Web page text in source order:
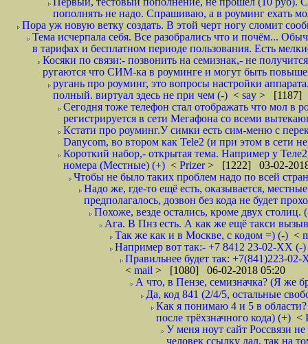
пополнять не надо. Спрашиваю, а в роуминг ехать
Пора уж новую ветку создать. В этой черт ногу сломит
Тема исчерпала себя. Все разобрались что и почём...
в тарифах и бесплатном периоде пользования. Есть
Косяки по связи:- позвонить на семизнак,- не
ругаются что СИМ-ка в роуминге и могут быть
ругань про роуминг, это вопросы настройки
полный. виртуал здесь не при чем (-) < say > [1187]
Сегодня тоже телефон стал отображать что мол в
регистрируется в сети Мегафона со всеми
Кстати про роуминг.У симки есть сим-меню с
Danycom, во втором как Tele2 (и при этом в сети
Короткий набор,- открытая тема. Например у
номера (Местные) (+) < Prizer> [1222] 03-02-
Чтобы не было таких проблем надо по всей
Надо же, где-то ещё есть, оказывается,
предполагалось, дозвон без кода не будет
Похоже, везде остались, кроме двух
Ага. В Пнз есть. А как же ещё такси
Так же как и в Москве, с кодом =) (-) <
Например вот так:- +7 8412 23-02-ХХ (-
Правильнее будет так: +7(841)223-
< mail > [1080] 06-02-2018 05:20
А что, в Пензе, семизначка? (Я же
Да, код 841 (2/4/5, остальные
Как я понимаю 4 и 5 в
после трёхзначного кода) (+) <
У меня ноут сайт Россвязи
человек ссылку дал, так на